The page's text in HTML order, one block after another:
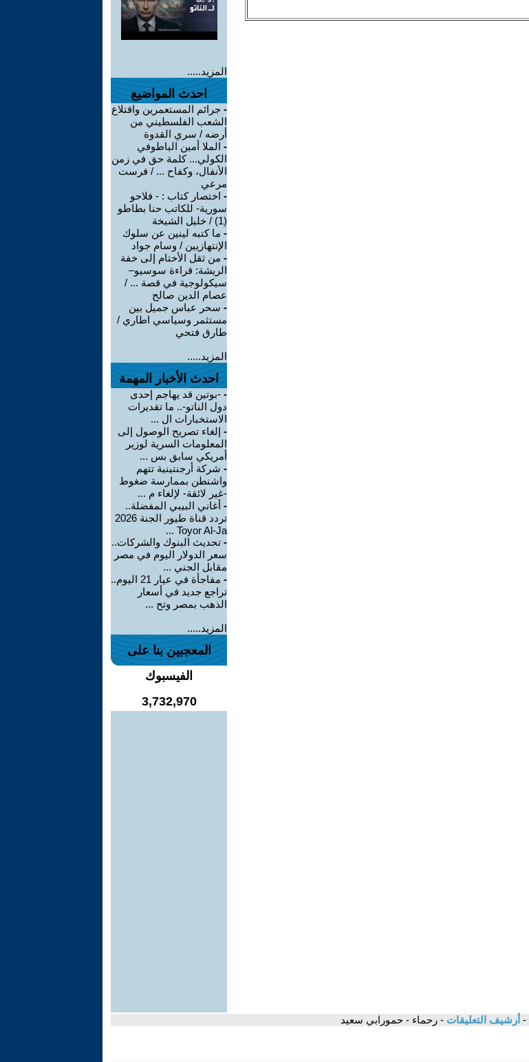
المزيد.....
احدث المواضيع
- جرائم المستعمرين واقتلاع
الشعب الفلسطيني من
أرضه / سري القدوة
- الملا أمين الباطوفي
الكولي... كلمة حق في زمن
الأنفال، وكفاح ... / فرست
مرعي
- اختصار كتاب : - فلاحو
سورية- للكاتب حنا بطاطو
(1) / خليل الشيخة
- ما كتبه لينين عن سلوك
الإنتهازيين / وسام جواد
- من ثقل الأختام إلى خفة
الريشة: قراءة سوسيو–
سيكولوجية في قصة ... /
عصام الدين صالح
- سحر عباس جميل بين
مستثمر وسياسي اطاري /
طارق فتحي
المزيد.....
احدث الأخبار المهمة
- -بوتين قد يهاجم إحدى
دول الناتو-.. ما تقديرات
الاستخبارات ال ...
- إلغاء تصريح الوصول إلى
المعلومات السرية لوزير
أمريكي سابق بس ...
- شركة أرجنتينية تتهم
واشنطن بممارسة ضغوط
-غير لائقة- لإلغاء م ...
- أغاني البيبي المفضلة..
تردد قناة طيور الجنة 2026
Toyor Al-Ja ...
- تحديث البنوك والشركات..
سعر الدولار اليوم في مصر
مقابل الجني ...
-
مفاجأة في عيار 21 اليوم..
تراجع جديد في أسعار
الذهب بمصر وتح ...
المزيد.....
المعجبين بنا على
الفيسبوك
3,732,970
- أرشيف التعليقات - رحماء - حمورابي سعيد